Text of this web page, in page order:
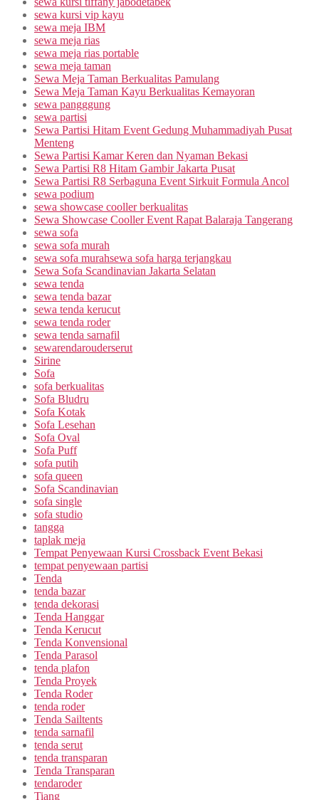
sewa kursi vip kayu
sewa meja IBM
sewa meja rias
sewa meja rias portable
sewa meja taman
Sewa Meja Taman Berkualitas Pamulang
Sewa Meja Taman Kayu Berkualitas Kemayoran
sewa pangggung
sewa partisi
Sewa Partisi Hitam Event Gedung Muhammadiyah Pusat
Menteng
Sewa Partisi Kamar Keren dan Nyaman Bekasi
Sewa Partisi R8 Hitam Gambir Jakarta Pusat
Sewa Partisi R8 Serbaguna Event Sirkuit Formula Ancol
sewa podium
sewa showcase cooller berkualitas
Sewa Showcase Cooller Event Rapat Balaraja Tangerang
sewa sofa
sewa sofa murah
sewa sofa murahsewa sofa harga terjangkau
Sewa Sofa Scandinavian Jakarta Selatan
sewa tenda
sewa tenda bazar
sewa tenda kerucut
sewa tenda roder
sewa tenda sarnafil
sewarendarouderserut
Sirine
Sofa
sofa berkualitas
Sofa Bludru
Sofa Kotak
Sofa Lesehan
Sofa Oval
Sofa Puff
sofa putih
sofa queen
Sofa Scandinavian
sofa single
sofa studio
tangga
taplak meja
Tempat Penyewaan Kursi Crossback Event Bekasi
tempat penyewaan partisi
Tenda
tenda bazar
tenda dekorasi
Tenda Hanggar
Tenda Kerucut
Tenda Konvensional
Tenda Parasol
tenda plafon
Tenda Proyek
Tenda Roder
tenda roder
Tenda Sailtents
tenda sarnafil
tenda serut
tenda transparan
Tenda Transparan
tendaroder
Tiang